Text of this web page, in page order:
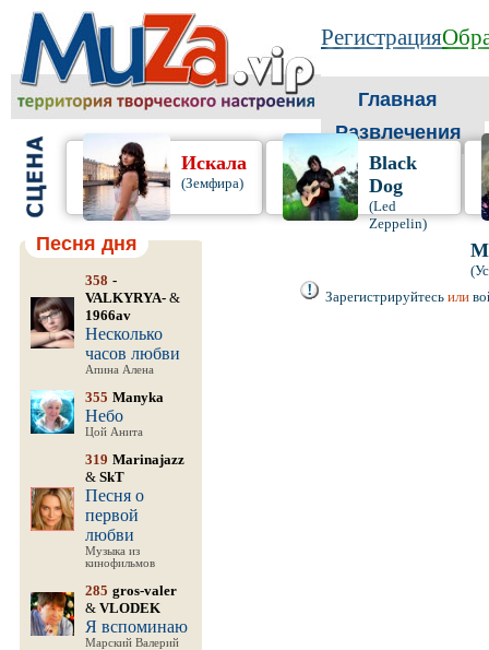
Регистрация
Главная
Развлечения
Искала
(Земфира)
Black
Dog
(Led
Zeppelin)
Песня дня
358 -
VALKYRYA- &
1966av
Несколько
часов любви
Апина Алена
355 Manyka
Небо
Цой Анита
319 Marinajazz
& SkT
Песня о
первой
любви
Музыка из
кинофильмов
285 gros-valer
& VLODEK
Я вспоминаю
Марский Валерий
Зарегистрируйтесь или